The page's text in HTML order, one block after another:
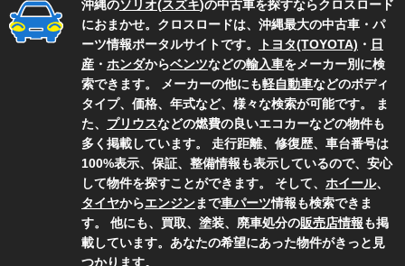
沖縄のソリオ(スズキ)の中古車を探すならクロスロード
におまかせ。クロスロードは、沖縄最大の中古車・パ
ーツ情報ポータルサイトです。
トヨタ(TOYOTA) ・ 日
産 ・ ホンダからベンツなどの輸入車をメーカー別に検
索できます。 メーカーの他にも軽自動車などのボディ
タイプ、価格、年式など、様々な検索が可能です。 ま
た、 プリウスなどの燃費の良いエコカーなどの物件も
多く掲載しています。 走行距離、修復歴、車台番号は
100%表示、保証、整備情報も表示しているので、安心
して物件を探すことができます。 そして、 ホイール、
タイヤからエンジンまで車パーツ情報も検索できま
す。 他にも、買取、塗装、廃車処分の販売店情報も掲
載しています。あなたの希望にあった物件がきっと見
つかります。